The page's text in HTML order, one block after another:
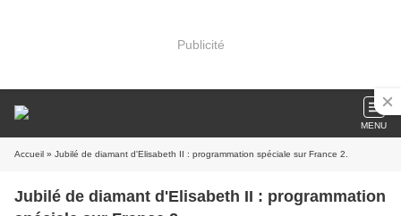
Publicité
MENU
Accueil » Jubilé de diamant d'Elisabeth II : programmation spéciale sur France 2.
Jubilé de diamant d'Elisabeth II : programmation